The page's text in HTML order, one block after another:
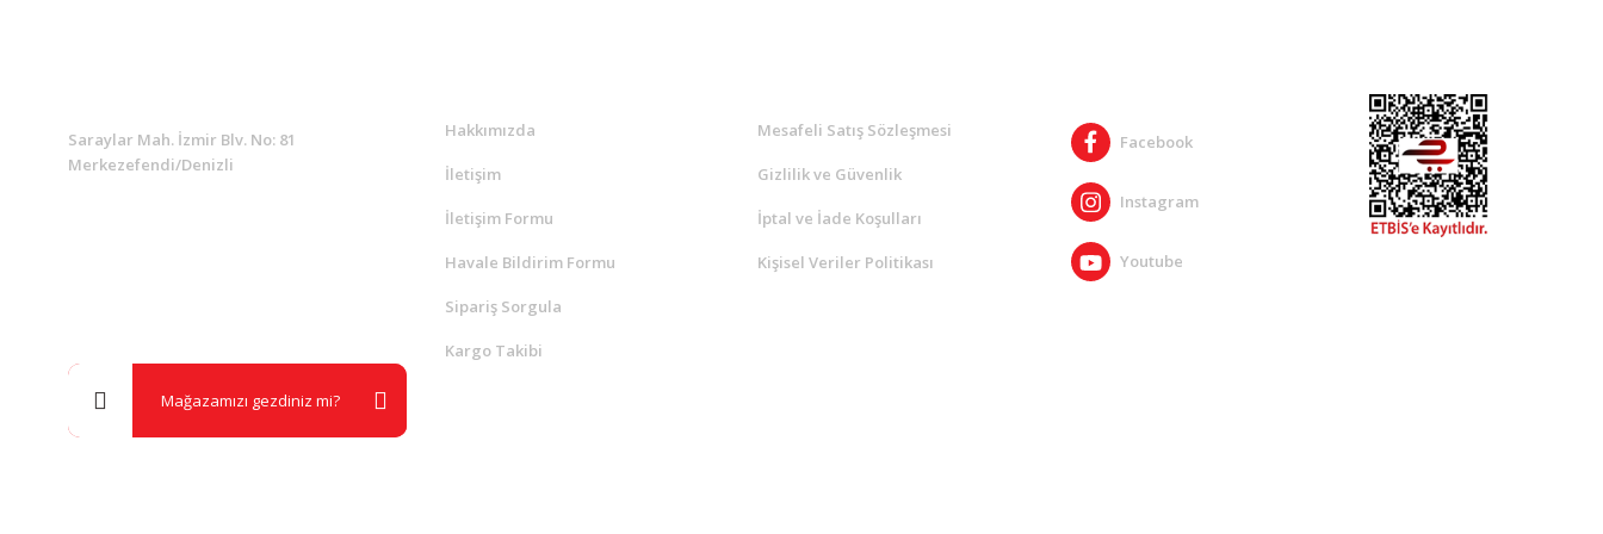
Saraylar Mah. İzmir Blv. No: 81
Merkezefendi/Denizli
Mağazamızı gezdiniz mi?
Hakkımızda
İletişim
İletişim Formu
Havale Bildirim Formu
Sipariş Sorgula
Kargo Takibi
Mesafeli Satış Sözleşmesi
Gizlilik ve Güvenlik
İptal ve İade Koşulları
Kişisel Veriler Politikası
Facebook
Instagram
Youtube